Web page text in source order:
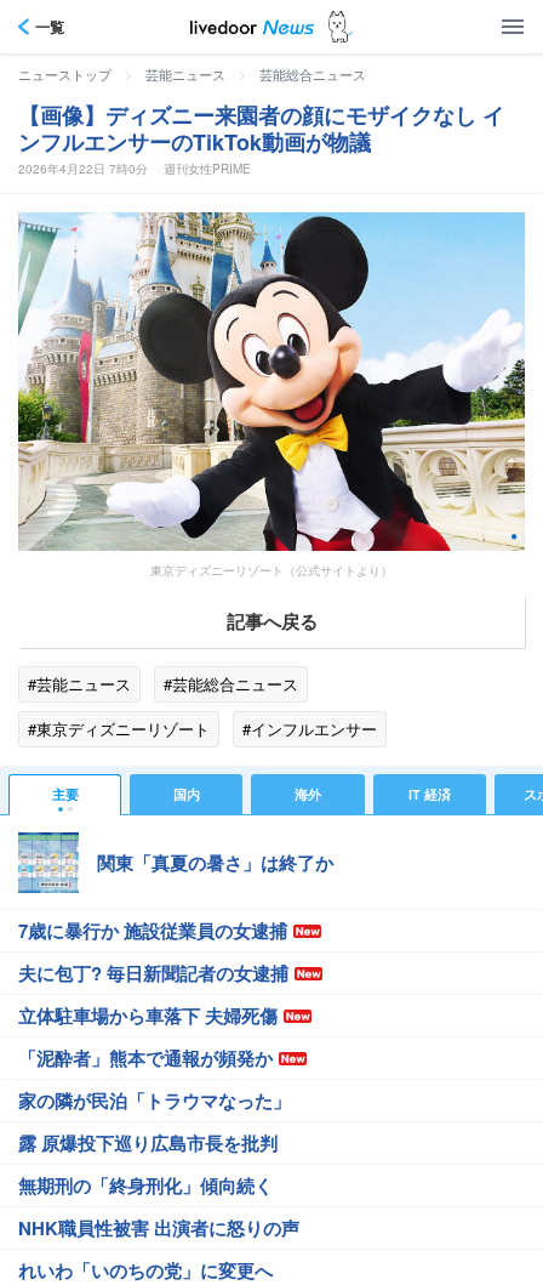
一覧
ニューストップ > 芸能ニュース > 芸能総合ニュース
【画像】ディズニー来園者の顔にモザイクなし イ
ンフルエンサーのTikTok動画が物議
2026年4月22日 7時0分 週刊女性PRIME
東京ディズニーリゾート（公式サイトより）
記事へ戻る
#芸能ニュース
#芸能総合ニュース
#東京ディズニーリゾート
#インフルエンサー
#エンタメ・芸能ニュース
主要 国内 海外 IT 経済 ス
関東「真夏の暑さ」は終了か
7歳に暴行か 施設従業員の女逮捕
夫に包丁? 毎日新聞記者の女逮捕
立体駐車場から車落下 夫婦死傷
「泥酔者」熊本で通報が頻発か
家の隣が民泊「トラウマなった」
露 原爆投下巡り広島市長を批判
無期刑の「終身刑化」傾向続く
NHK職員性被害 出演者に怒りの声
れいわ「いのちの党」に変更へ